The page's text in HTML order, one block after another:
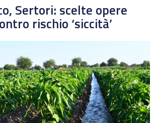
Sertori: scelte opere
rischio ‘siccità’